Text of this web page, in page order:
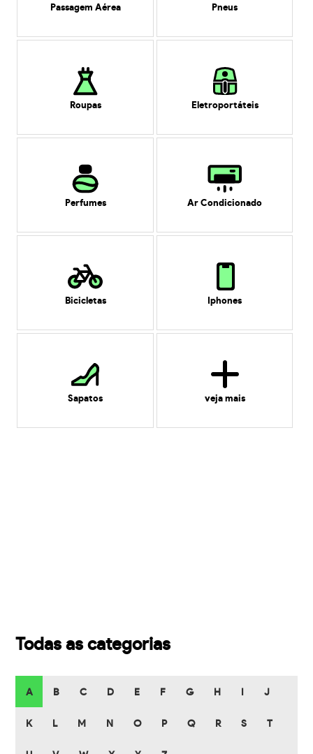
Passagem Aérea Pneus
Roupas Eletroportáteis
Perfumes Ar Condicionado
Bicicletas Iphones
Sapatos veja mais
Todas as categorias
A B C D E F G H J
K L M N O P Q R S T